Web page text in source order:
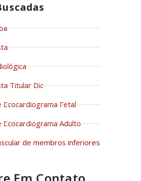
Titular Dic
Ecocardiograma Fetal
Ecocardiograma Adulto
de membros inferiores